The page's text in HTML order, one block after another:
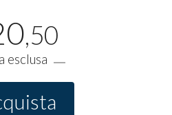
,50
esclusa